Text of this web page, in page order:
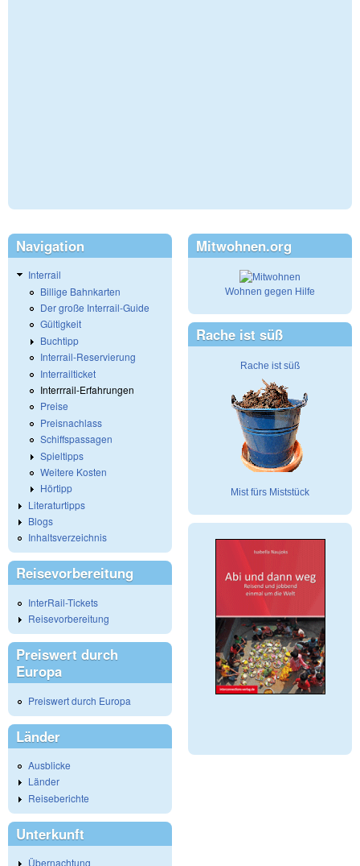
Navigation
Interrail
Billige Bahnkarten
Der große Interrail-Guide
Gültigkeit
Buchtipp
Interrail-Reservierung
Interrailticket
Interrrail-Erfahrungen
Preise
Preisnachlass
Schiffspassagen
Spieltipps
Weitere Kosten
Hörtipp
Literaturtipps
Blogs
Inhaltsverzeichnis
Reisevorbereitung
InterRail-Tickets
Reisevorbereitung
Preiswert durch
Europa
Preiswert durch Europa
Länder
Ausblicke
Länder
Reiseberichte
Unterkunft
Übernachtung
Mitwohnen.org
Wohnen gegen Hilfe
Rache ist süß
Rache ist süß
Mist fürs Miststück